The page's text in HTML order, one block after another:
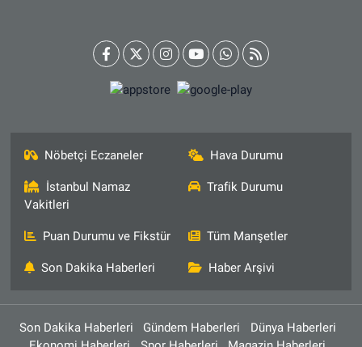
Nöbetçi Eczaneler Hava Durumu
İstanbul Namaz
Vakitleri
Trafik Durumu
Puan Durumu ve Fikstür Tüm Manşetler
Son Dakika Haberleri Haber Arşivi
Son Dakika Haberleri Gündem Haberleri
Dünya Haberleri